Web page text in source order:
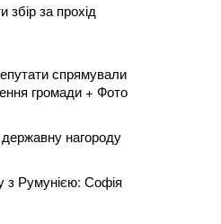
за прохід
спрямували
громади + Фото
нагороду
з Румунією: Софія